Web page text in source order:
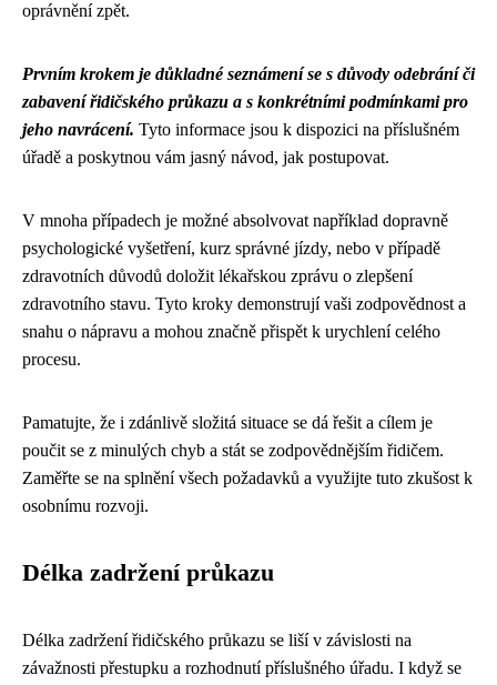
oprávnění zpět.
Prvním krokem je důkladné seznámení se s důvody odebrání či
zabavení řidičského průkazu a s konkrétními podmínkami pro
jeho navrácení. Tyto informace jsou k dispozici na příslušném
úřadě a poskytnou vám jasný návod, jak postupovat.
V mnoha případech je možné absolvovat například dopravně
psychologické vyšetření, kurz správné jízdy, nebo v případě
zdravotních důvodů doložit lékařskou zprávu o zlepšení
zdravotního stavu. Tyto kroky demonstrují vaši zodpovědnost a
snahu o nápravu a mohou značně přispět k urychlení celého
procesu.
Pamatujte, že i zdánlivě složitá situace se dá řešit a cílem je
poučit se z minulých chyb a stát se zodpovědnějším řidičem.
Zaměřte se na splnění všech požadavků a využijte tuto zkušost k
osobnímu rozvoji.
Délka zadržení průkazu
Délka zadržení řidičského průkazu se liší v závislosti na
závažnosti přestupku a rozhodnutí příslušného úřadu. I když se